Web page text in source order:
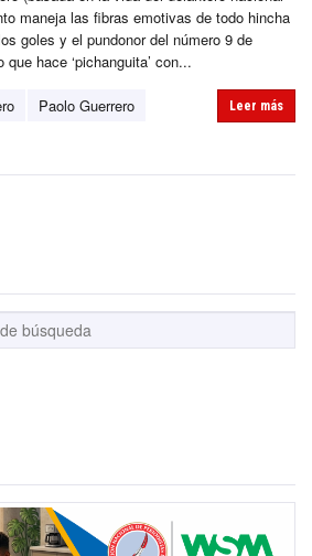
maneja las fibras emotivas de todo hincha
goles y el pundonor del número 9 de
hace ‘pichanguita’ con...
Paolo Guerrero
Leer más